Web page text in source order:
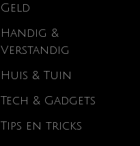
Geld
Handig &
Verstandig
Huis & Tuin
Tech & Gadgets
Tips en tricks